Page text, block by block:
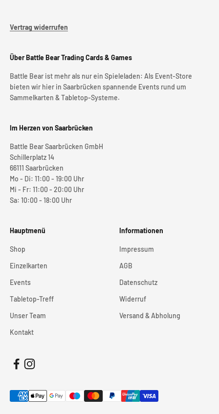
Vertrag widerrufen
Über Battle Bear Trading Cards & Games
Battle Bear ist mehr als nur ein Spieleladen: Als Event-Store
bieten wir hier in Saarbrücken spannende Events rund um
Sammelkarten & Tabletop-Systeme.
Im Herzen von Saarbrücken
Battle Bear Saarbrücken GmbH
Schillerplatz 14
66111 Saarbrücken
Mo - Di: 11:00 - 19:00 Uhr
Mi - Fr: 11:00 - 20:00 Uhr
Sa: 10:00 - 18:00 Uhr
Hauptmenü
Shop
Einzelkarten
Events
Tabletop-Treff
Unser Team
Kontakt
Informationen
Impressum
AGB
Datenschutz
Widerruf
Versand & Abholung